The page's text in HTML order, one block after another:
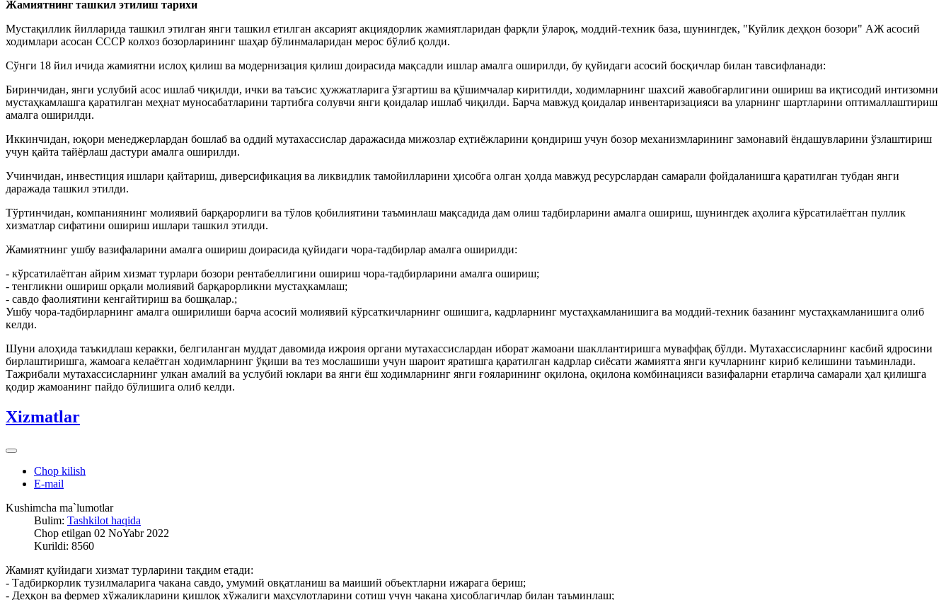
Жамиятнинг ташкил этилиш тарихи
Мустақиллик йилларида ташкил этилган янги ташкил етилган аксарият акциядорлик жамиятларидан фарқли ўлароқ, моддий-техник база, шунингдек, "Куйлик деҳқон бозори" АЖ асосий
ходимлари асосан СССР колхоз бозорларининг шаҳар бўлинмаларидан мерос бўлиб қолди.
Сўнги 18 йил ичида жамиятни ислоҳ қилиш ва модернизация қилиш доирасида мақсадли ишлар амалга оширилди, бу қуйидаги асосий босқичлар билан тавсифланади:
Биринчидан, янги услубий асос ишлаб чиқилди, ички ва таъсис ҳужжатларига ўзгартиш ва қўшимчалар киритилди, ходимларнинг шахсий жавобгарлигини ошириш ва иқтисодий интизомни
мустаҳкамлашга қаратилган меҳнат муносабатларини тартибга солувчи янги қоидалар ишлаб чиқилди. Барча мавжуд қоидалар инвентаризацияси ва уларнинг шартларини оптималлаштириш
амалга оширилди.
Иккинчидан, юқори менеджерлардан бошлаб ва оддий мутахассислар даражасида мижозлар еҳтиёжларини қондириш учун бозор механизмларининг замонавий ёндашувларини ўзлаштириш
учун қайта тайёрлаш дастури амалга оширилди.
Учинчидан, инвестиция ишлари қайтариш, диверсификация ва ликвидлик тамойилларини ҳисобга олган ҳолда мавжуд ресурслардан самарали фойдаланишга қаратилган тубдан янги
даражада ташкил этилди.
Тўртинчидан, компаниянинг молиявий барқарорлиги ва тўлов қобилиятини таъминлаш мақсадида дам олиш тадбирларини амалга ошириш, шунингдек аҳолига кўрсатилаётган пуллик
хизматлар сифатини ошириш ишлари ташкил этилди.
Жамиятнинг ушбу вазифаларини амалга ошириш доирасида қуйидаги чора-тадбирлар амалга оширилди:
- кўрсатилаётган айрим хизмат турлари бозори рентабеллигини ошириш чора-тадбирларини амалга ошириш;
- тенгликни ошириш орқали молиявий барқарорликни мустаҳкамлаш;
- савдо фаолиятини кенгайтириш ва бошқалар.;
Ушбу чора-тадбирларнинг амалга оширилиши барча асосий молиявий кўрсаткичларнинг ошишига, кадрларнинг мустаҳкамланишига ва моддий-техник базанинг мустаҳкамланишига олиб
келди.
Шуни алоҳида таъкидлаш керакки, белгиланган муддат давомида ижроия органи мутахассислардан иборат жамоани шакллантиришга муваффақ бўлди. Мутахассисларнинг касбий ядросини
бирлаштиришга, жамоага келаётган ходимларнинг ўқиши ва тез мослашиши учун шароит яратишга қаратилган кадрлар сиёсати жамиятга янги кучларнинг кириб келишини таъминлади.
Тажрибали мутахассисларнинг улкан амалий ва услубий юклари ва янги ёш ходимларнинг янги ғояларининг оқилона, оқилона комбинацияси вазифаларни етарлича самарали ҳал қилишга
қодир жамоанинг пайдо бўлишига олиб келди.
Xizmatlar
Chop kilish
E-mail
Kushimcha ma`lumotlar
Bulim: Tashkilot haqida
Chop etilgan 02 NoYabr 2022
Kurildi: 8560
Жамият қуйидаги хизмат турларини тақдим етади:
- Тадбиркорлик тузилмаларига чакана савдо, умумий овқатланиш ва маиший объектларни ижарага бериш;
- Деҳқон ва фермер хўжаликларини қишлоқ хўжалиги маҳсулотларини сотиш учун чакана ҳисоблагичлар билан таъминлаш;